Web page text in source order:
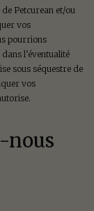
Petcurean et/ou
vos
pourrions
l’éventualité
sous séquestre de
vos
nous